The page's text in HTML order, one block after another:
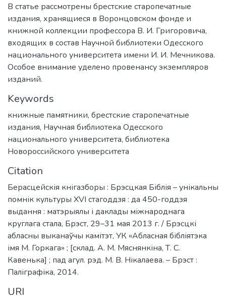
В статье рассмотрены брестские старопечатные
издания, хранящиеся в Воронцовском фонде и
книжной коллекции профессора В. И. Григоровича,
входящих в состав Научной библиотеки Одесского
национального университета имени И. И. Мечникова.
Особое внимание уделено провенансу экземпляров
изданий.
Keywords
книжные памятники, брестские старопечатные
издания, Научная библиотека Одесского
национального университета, библиотека
Новороссийского университета
Citation
Берасцейскія кнігазборы : Брэсцкая Біблія – унікальны
помнік культуры XVI стагоддзя : да 450-годдзя
выдання : матэрыялы і даклады міжнароднага
круглага стала, Брэст, 29–31 мая 2013 г. / Брэсцкі
абласны выканаўчы камітэт, УК «Абласная бібліятэка
імя М. Горкага» ; [склад. А. М. Мяснянкіна, Т. С.
Кавенька] ; пад агул. рэд. М. В. Нікалаева. – Брэст :
Паліграфіка, 2014.
URI